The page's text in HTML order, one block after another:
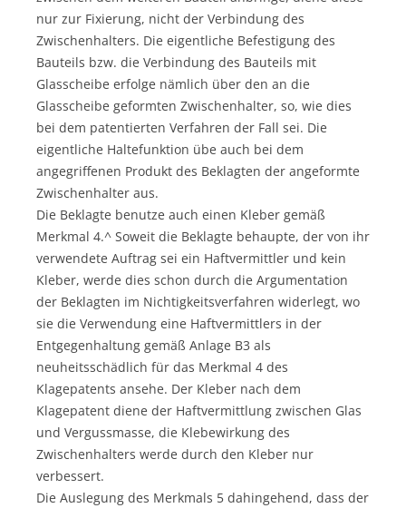
nur zur Fixierung, nicht der Verbindung des
Zwischenhalters. Die eigentliche Befestigung des
Bauteils bzw. die Verbindung des Bauteils mit
Glasscheibe erfolge nämlich über den an die
Glasscheibe geformten Zwischenhalter, so, wie dies
bei dem patentierten Verfahren der Fall sei. Die
eigentliche Haltefunktion übe auch bei dem
angegriffenen Produkt des Beklagten der angeformte
Zwischenhalter aus.
Die Beklagte benutze auch einen Kleber gemäß
Merkmal 4.^ Soweit die Beklagte behaupte, der von ihr
verwendete Auftrag sei ein Haftvermittler und kein
Kleber, werde dies schon durch die Argumentation
der Beklagten im Nichtigkeitsverfahren widerlegt, wo
sie die Verwendung eine Haftvermittlers in der
Entgegenhaltung gemäß Anlage B3 als
neuheitsschädlich für das Merkmal 4 des
Klagepatents ansehe. Der Kleber nach dem
Klagepatent diene der Haftvermittlung zwischen Glas
und Vergussmasse, die Klebewirkung des
Zwischenhalters werde durch den Kleber nur
verbessert.
Die Auslegung des Merkmals 5 dahingehend, dass der